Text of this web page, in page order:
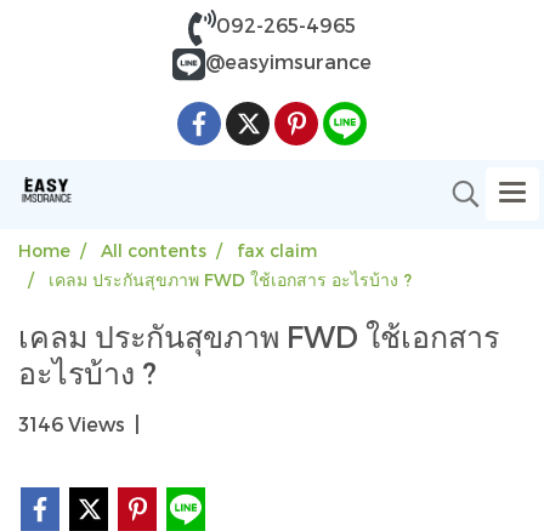
092-265-4965
@easyimsurance
Home All contents
fax claim
เคลม ประกันสุขภาพ FWD ใช้เอกสาร อะไรบ้าง ?
เคลม ประกันสุขภาพ FWD ใช้เอกสาร
อะไรบ้าง ?
3146 Views